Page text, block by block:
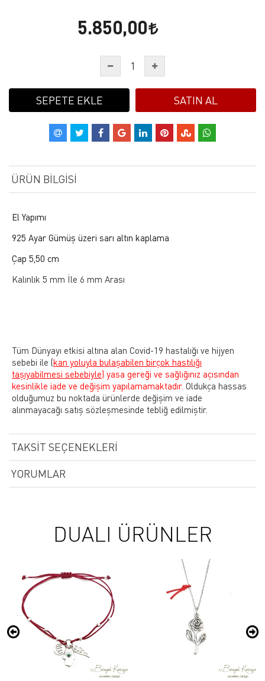
5.850,00
SEPETE EKLE SATIN AL
ÜRÜN BILGISI
El Yapımı
925 Ayar Gümüş üzeri sarı altın kaplama
Çap 5,50 cm
Kalınlık 5 mm İle 6 mm Arası
Tüm Dünyayı etkisi altına alan Covid-19 hastalığı ve hijyen
sebebi ile (kan yoluyla bulaşabilen birçok hastılığı
taşıyabilmesi sebebiyle) yasa gereği ve sağlığınız açısından
kesinlikle iade ve değişim yapılamamaktadır. Oldukça hassas
olduğumuz bu noktada ürünlerde değişim ve iade
alınmayacağı satış sözleşmesinde tebliğ edilmiştir.
TAKSIT SEÇENEKLERI
YORUMLAR
DUALI ÜRÜNLER